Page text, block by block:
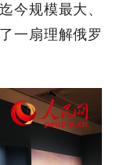
今规模最大、
一扇理解俄罗